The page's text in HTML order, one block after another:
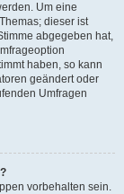
Um eine
dieser ist
abgegeben hat,
haben, so kann
geändert oder
Umfragen
vorbehalten sein.